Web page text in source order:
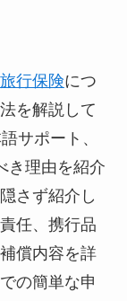
行保険につ
を解説して
サポート、
き理由を紹介
さず紹介し
任、携行品
償内容を詳
の簡単な申